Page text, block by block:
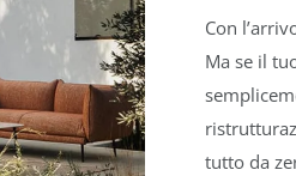
Con
Ma se il
tutto da